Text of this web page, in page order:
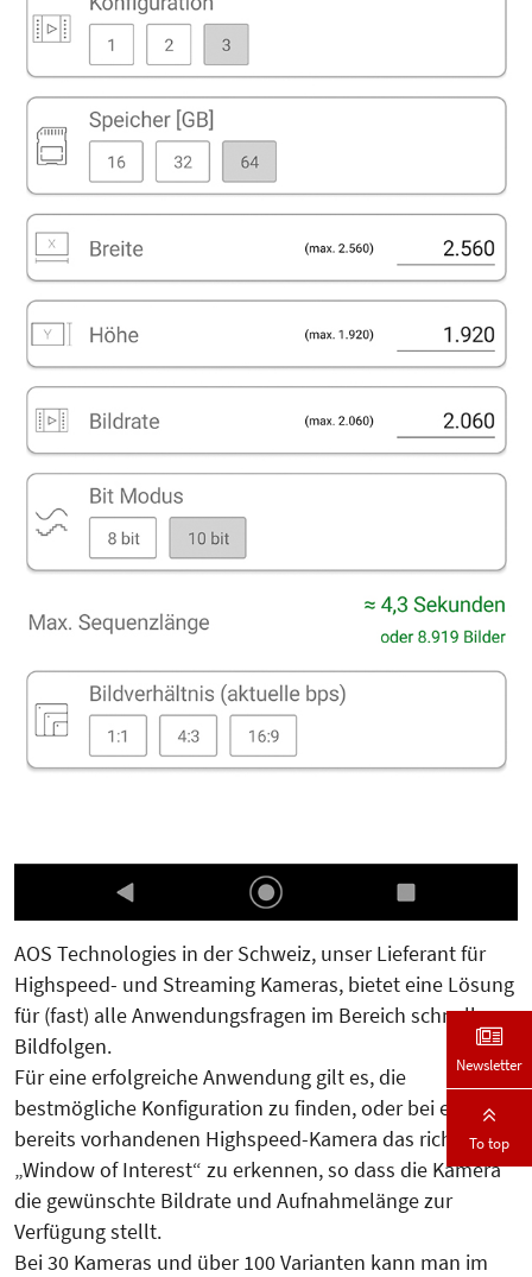
AOS Technologies in der Schweiz, unser Lieferant für
Highspeed- und Streaming Kameras, bietet eine Lösung
für (fast) alle Anwendungsfragen im Bereich schneller
Bildfolgen.
Für eine erfolgreiche Anwendung gilt es, die
bestmögliche Konfiguration zu finden, oder bei einer
bereits vorhandenen Highspeed-Kamera das richtige
„Window of Interest“ zu erkennen, so dass die Kamera
die gewünschte Bildrate und Aufnahmelänge zur
Verfügung stellt.
Bei 30 Kameras und über 100 Varianten kann man im
Newsletter
To top